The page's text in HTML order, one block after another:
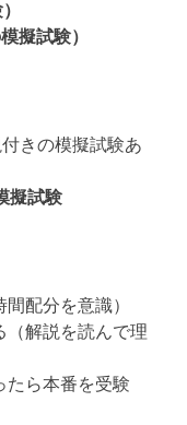
擬試験）
付きの模擬試験あ
擬試験
配分を意識）
（解説を読んで理
たら本番を受験